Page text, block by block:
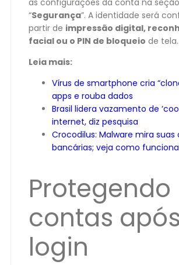
as configurações da conta na seção
“Segurança”. A identidade será
partir de impressão digital,
facial ou o PIN de bloqueio de tela.
Leia mais:
Vírus de smartphone cria
apps e rouba dados
Brasil lidera vazamento de
internet, diz pesquisa
Crocodilus: Malware mira suas
bancárias; veja como funciona
Protegendo
contas
login